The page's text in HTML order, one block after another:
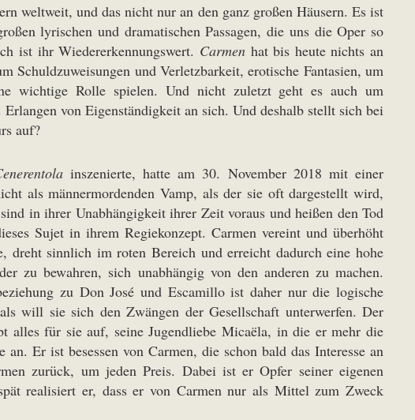
weltweit, und das nicht nur an den ganz großen Häusern. Es ist
lyrischen und dramatischen Passagen, die uns die Oper so
ist ihr Wiedererkennungswert. Carmenhat bis heute nichts an
und Verletzbarkeit, erotische Fantasien, um
wichtige Rolle spielen. Und nicht zuletzt geht es auch um
von Eigenständigkeit an sich. Und deshalb stellt sich bei
auf?
inszenierte, hatte am 30. November 2018 mit einer
als männermordenden Vamp, als der sie oft dargestellt wird,
in ihrer Unabhängigkeit ihrer Zeit voraus und heißen den Tod
Sujet in ihrem Regiekonzept. Carmen vereint und überhöht
dreht sinnlich im roten Bereich und erreicht dadurch eine hohe
zu bewahren, sich unabhängig von den anderen zu machen.
zu Don José und Escamillo ist daher nur die logische
will sie sich den Zwängen der Gesellschaft unterwerfen. Der
alles für sie auf, seine Jugendliebe Micaëla, in die er mehr die
Er ist besessen von Carmen, die schon bald das Interesse an
zurück, um jeden Preis. Dabei ist er Opfer seiner eigenen
realisiert er, dass er von Carmen nur als Mittel zum Zweck